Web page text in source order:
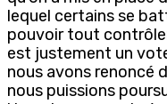
lequel certains se
pouvoir tout
est justement un
nous avons renoncé
nous puissions